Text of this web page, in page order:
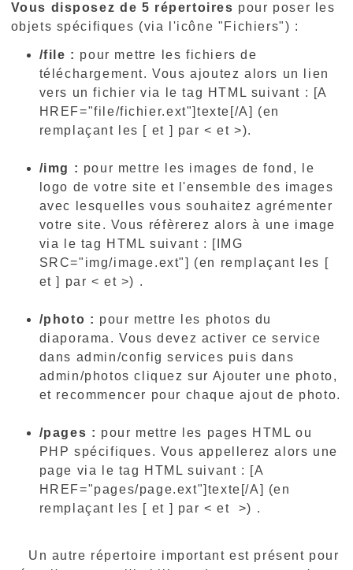
Vous disposez de 5 répertoires pour poser les
objets spécifiques (via l'icône "Fichiers") :
/file : pour mettre les fichiers de
téléchargement. Vous ajoutez alors un lien
vers un fichier via le tag HTML suivant : [A
HREF="file/fichier.ext"]texte[/A] (en
remplaçant les [ et ] par < et >).
/img : pour mettre les images de fond, le
logo de votre site et l'ensemble des images
avec lesquelles vous souhaitez agrémenter
votre site. Vous réfèrerez alors à une image
via le tag HTML suivant : [IMG
SRC="img/image.ext"] (en remplaçant les [
et ] par < et >) .
/photo : pour mettre les photos du
diaporama. Vous devez activer ce service
dans admin/config services puis dans
admin/photos cliquez sur Ajouter une photo,
et recommencer pour chaque ajout de photo.
/pages : pour mettre les pages HTML ou
PHP spécifiques. Vous appellerez alors une
page via le tag HTML suivant : [A
HREF="pages/page.ext"]texte[/A] (en
remplaçant les [ et ] par < et >) .
Un autre répertoire important est présent pour